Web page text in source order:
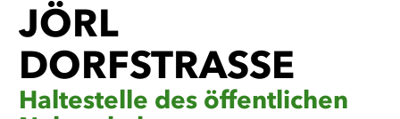
JÖRL
DORFSTRASSE
Haltestelle des öffentlichen